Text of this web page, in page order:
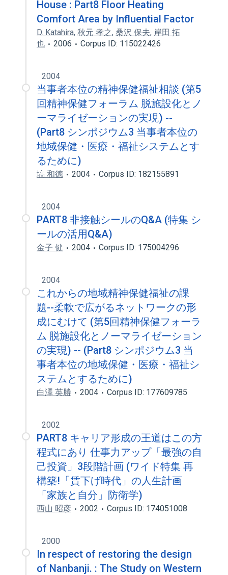
House : Part8 Floor Heating
Comfort Area by Influential Factor
D. Katahira, 秋元 孝之, 桑沢 保夫, 岸田 拓
也
2006 Corpus ID: 115022426
2004
当事者本位の精神保健福祉相談 (第5
回精神保健フォーラム 脱施設化とノ
ーマライゼーションの実現) --
(Part8 シンポジウム3 当事者本位の
地域保健・医療・福祉システムとす
るために)
塙 和徳 2004 Corpus ID: 182155891
2004
PART8 非接触シールのQ&A (特集 シ
ールの活用Q&A)
金子 健 2004 Corpus ID: 175004296
2004
これからの地域精神保健福祉の課
題--柔軟で広がるネットワークの形
成にむけて (第5回精神保健フォーラ
ム 脱施設化とノーマライゼーション
の実現) -- (Part8 シンポジウム3 当
事者本位の地域保健・医療・福祉シ
ステムとするために)
白澤 英勝 2004 Corpus ID: 177609785
2002
PART8 キャリア形成の王道はこの方
程式にあり 仕事力アップ「最強の自
己投資」3段階計画 (ワイド特集 再
構築!「賃下げ時代」の人生計画
「家族と自分」防衛学)
西山 昭彦 2002 Corpus ID: 174051008
2000
In respect of restoring the design
of Nanbanji. : The Study on Western